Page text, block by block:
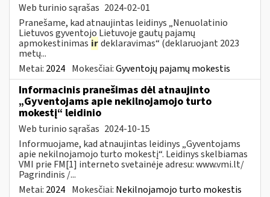
Web turinio sąrašas 2024-02-01
Pranešame, kad atnaujintas leidinys „Nenuolatinio
Lietuvos gyventojo Lietuvoje gautų pajamų
apmokestinimas irdeklaravimas“ (deklaruojant 2023
metų...
Metai: 2024 Mokesčiai:Gyventojų pajamų mokestis
Informacinis pranešimas dėl atnaujinto
„Gyventojams apie nekilnojamojo turto
mokestį“ leidinio
Web turinio sąrašas 2024-10-15
Informuojame, kad atnaujintas leidinys „Gyventojams
apie nekilnojamojo turto mokestį“. Leidinys skelbiamas
VMI prie FM[1] interneto svetainėje adresu: www.vmi.lt/
Pagrindinis /...
Metai: 2024 Mokesčiai: Nekilnojamojo turto mokestis